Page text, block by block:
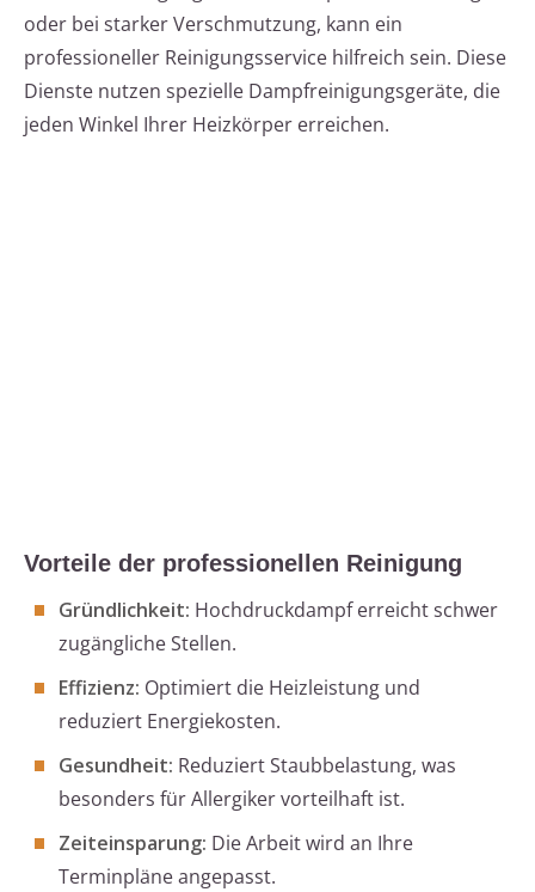
oder bei starker Verschmutzung, kann ein
professioneller Reinigungsservice hilfreich sein. Diese
Dienste nutzen spezielle Dampfreinigungsgeräte, die
jeden Winkel Ihrer Heizkörper erreichen.
Vorteile der professionellen Reinigung
Gründlichkeit: Hochdruckdampf erreicht schwer
zugängliche Stellen.
Effizienz: Optimiert die Heizleistung und
reduziert Energiekosten.
Gesundheit: Reduziert Staubbelastung, was
besonders für Allergiker vorteilhaft ist.
Zeiteinsparung: Die Arbeit wird an Ihre
Terminpläne angepasst.